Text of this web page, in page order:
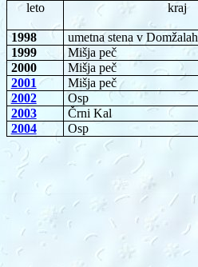
leto
kraj
1998
umetna stena v Domžalah
1999
Mišja peč
2000
Mišja peč
2001
Mišja peč
2002
Osp
2003
Črni Kal
2004
Osp